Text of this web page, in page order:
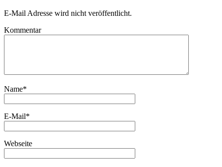
E-Mail Adresse wird nicht veröffentlicht.
Kommentar
Name*
E-Mail*
Webseite